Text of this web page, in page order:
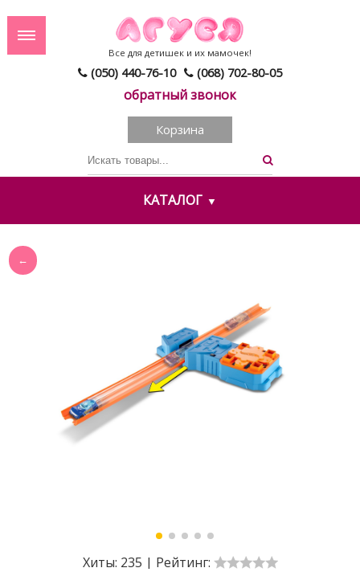
(050) 440-76-10 (068) 702-80-05
обратный звонок
Все для детишек и их мамочек!
Корзина
КАТАЛОГ
Хиты: 235 | Рейтинг: